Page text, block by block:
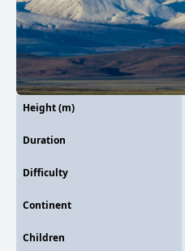
Height (m)
Duration
Difficulty
Continent
Children